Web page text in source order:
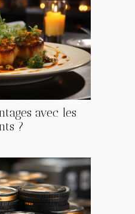
avec les
?